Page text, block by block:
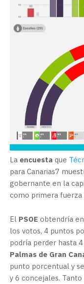
La encuesta que
para Canarias7
gobernante en la
como primera fuerza
El PSOE obtendría
los votos, 4 puntos
podría perder hasta
Palmas de Gran
punto porcentual y
y 6 concejales. Tanto